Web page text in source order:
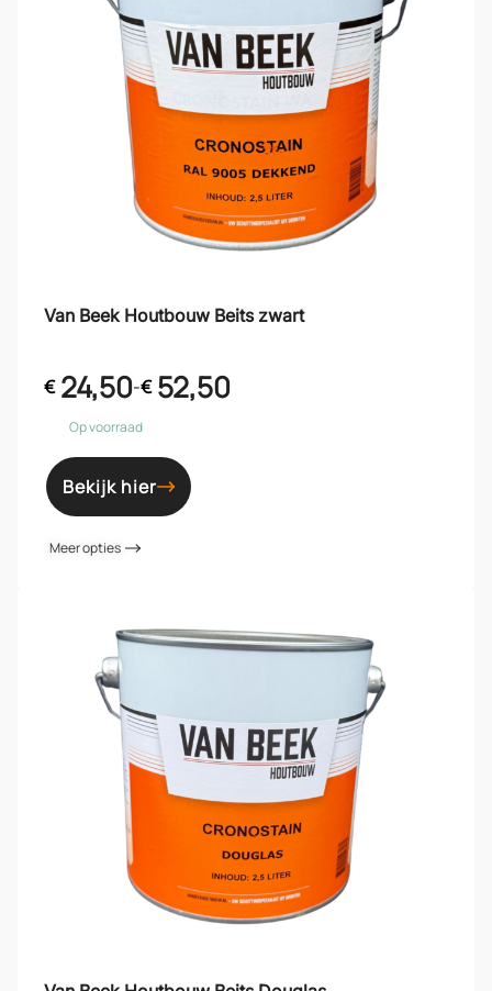
Van Beek Houtbouw Beits zwart
€24,50-€52,50
Op voorraad
Bekijk hier
Meer opties